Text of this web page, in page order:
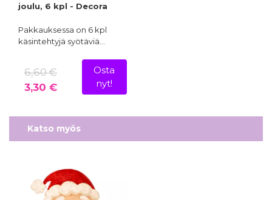
joulu, 6 kpl - Decora
Pakkauksessa on 6 kpl
käsintehtyjä syötäviä…
6,60 €
3,30 €
Osta
nyt!
Katso myös